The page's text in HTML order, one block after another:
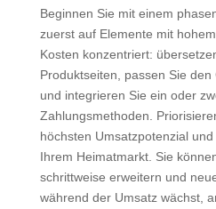
Beginnen Sie mit einem
zuerst auf Elemente mit
Kosten konzentriert:
Produktseiten, passen Sie
und integrieren Sie ein oder
Zahlungsmethoden.
höchsten Umsatzpotenzial
Ihrem Heimatmarkt. Sie
schrittweise erweitern und
während der Umsatz wächst,